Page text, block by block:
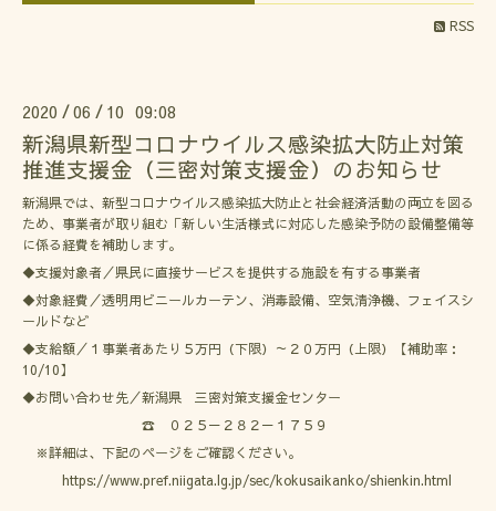
RSS
2020 /06 / 10 09:08
新潟県新型コロナウイルス感染拡大防止対策
推進支援金（三密対策支援金）のお知らせ
新潟県では、新型コロナウイルス感染拡大防止と社会経済活動の両立を図る
ため、事業者が取り組む「新しい生活様式に対応した感染予防の設備整備等
に係る経費を補助します。
◆支援対象者／県民に直接サービスを提供する施設を有する事業者
◆対象経費／透明用ビニールカーテン、消毒設備、空気清浄機、フェイスシ
ールドなど
◆支給額／１事業者あたり５万円（下限）～２０万円（上限）【補助率：
10/10】
◆お問い合わせ先／新潟県 三密対策支援金センター
☎ ０２５－２８２－１７５９
※詳細は、下記のページをご確認ください。
https://www.pref.niigata.lg.jp/sec/kokusaikanko/shienkin.html